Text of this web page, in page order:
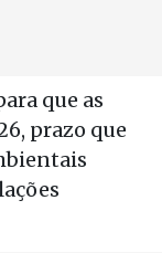
que as
prazo que